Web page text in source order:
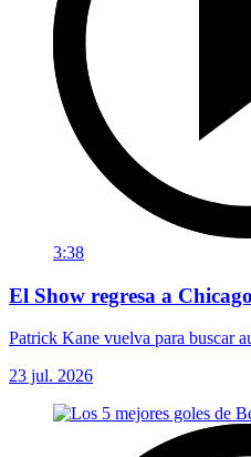
3:38
El Show regresa a Chicago
Patrick Kane vuelva para buscar
23 jul. 2026